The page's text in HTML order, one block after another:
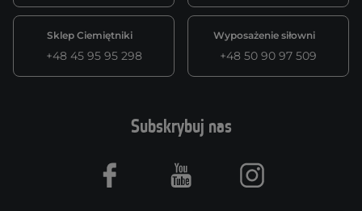
Sklep Ciemiętniki
+48 45 95 95 298
Wyposażenie siłowni
+48 50 90 97 509
Subskrybuj nas
Facebook Youtube Instagram